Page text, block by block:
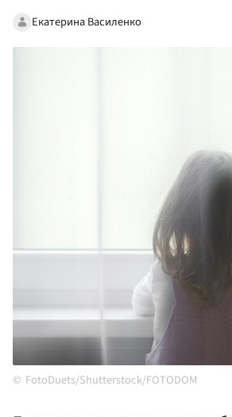
Екатерина Василенко
FotoDuets/Shutterstock/FOTODOM